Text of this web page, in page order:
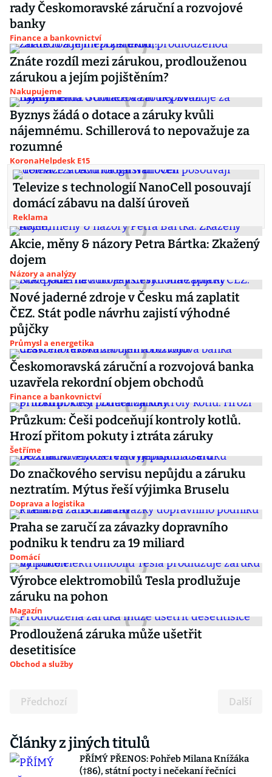
rady Českomoravské záruční a rozvojové
banky
Finance a bankovnictví
Znáte rozdíl mezi zárukou, prodlouženou
zárukou a jejím pojištěním?
Nakupujeme
Byznys žádá o dotace a záruky kvůli
nájemnému. Schillerová to nepovažuje za
rozumné
KoronaHelpdesk E15
Televize s technologií NanoCell posouvají
domácí zábavu na další úroveň
Reklama
Akcie, měny & názory Petra Bártka: Zkažený
dojem
Názory a analýzy
Nové jaderné zdroje v Česku má zaplatit
ČEZ. Stát podle návrhu zajistí výhodné
půjčky
Průmysl a energetika
Českomoravská záruční a rozvojová banka
uzavřela rekordní objem obchodů
Finance a bankovnictví
Průzkum: Češi podceňují kontroly kotlů.
Hrozí přitom pokuty i ztráta záruky
Šetříme
Do značkového servisu nepůjdu a záruku
neztratím. Mýtus řeší výjimka Bruselu
Doprava a logistika
Praha se zaručí za závazky dopravního
podniku k tendru za 19 miliard
Domácí
Výrobce elektromobilů Tesla prodlužuje
záruku na pohon
Magazín
Prodloužená záruka může ušetřit
desetitisíce
Obchod a služby
Předchozí Další
Články z jiných titulů
PŘÍMÝ PŘENOS: Pohřeb Milana Knížáka
(†86), státní pocty i nečekaní řečníci